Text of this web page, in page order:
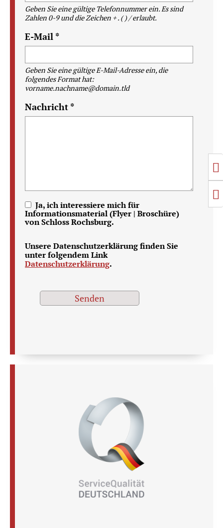
Geben Sie eine gültige Telefonnummer ein. Es sind
Zahlen 0-9 und die Zeichen + . ( ) / erlaubt.
E-Mail *
Geben Sie eine gültige E-Mail-Adresse ein, die
folgendes Format hat:
vorname.nachname@domain.tld
Nachricht *
Ja, ich interessiere mich für
Informationsmaterial (Flyer | Broschüre)
von Schloss Rochsburg.
Unsere Datenschutzerklärung finden Sie
unter folgendem Link
Datenschutzerklärung.
Senden